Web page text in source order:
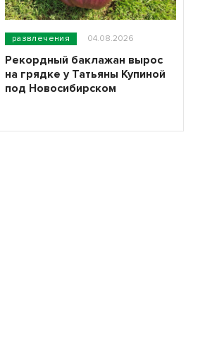
развлечения 04.08.2026
Рекордный баклажан вырос
на грядке у Татьяны Купиной
под Новосибирском